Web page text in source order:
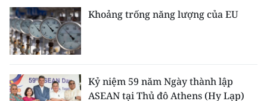
Media Y tế
Media Khoa học - Công nghệ
Media Môi trường
Khoảng trống năng lượng của EU
Kỷ niệm 59 năm Ngày thành lập
ASEAN tại Thủ đô Athens (Hy Lạp)